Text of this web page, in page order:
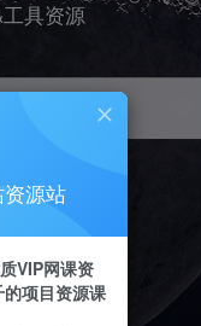
具资源
快手
源站
VIP网课资
项目资源课